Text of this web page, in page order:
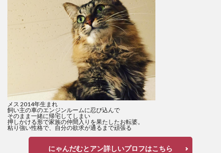
メス 2014年生まれ
飼い主の車のエンジンルームに忍び込んで
そのまま一緒に帰宅してしまい
押しかける形で家族の仲間入りを果たしたお転婆。
粘り強い性格で、自分の欲求が通るまで頑張る
にゃんだむとアン詳しいプロフはこちら